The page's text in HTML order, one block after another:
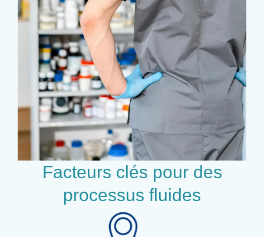
Facteurs clés pour des
processus fluides